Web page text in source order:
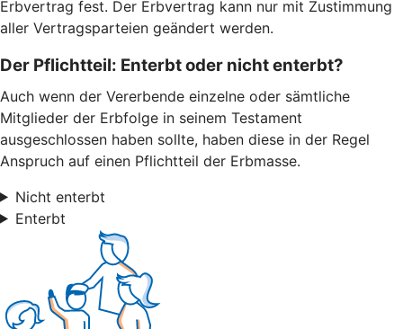
Erbvertrag fest. Der Erbvertrag kann nur mit Zustimmung
aller Vertragsparteien geändert werden.
Der Pflichtteil: Enterbt oder nicht enterbt?
Auch wenn der Vererbende einzelne oder sämtliche
Mitglieder der Erbfolge in seinem Testament
ausgeschlossen haben sollte, haben diese in der Regel
Anspruch auf einen Pflichtteil der Erbmasse.
Nicht enterbt
Enterbt